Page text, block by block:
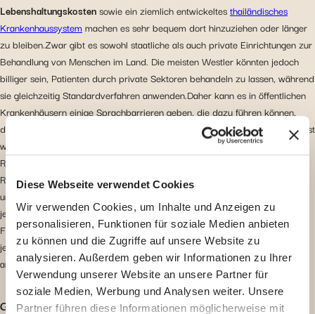
Diese Webseite verwendet Cookies
Wir verwenden Cookies, um Inhalte und Anzeigen zu
personalisieren, Funktionen für soziale Medien anbieten
zu können und die Zugriffe auf unsere Website zu
analysieren. Außerdem geben wir Informationen zu Ihrer
Verwendung unserer Website an unsere Partner für
soziale Medien, Werbung und Analysen weiter. Unsere
Partner führen diese Informationen möglicherweise mit
Lebenshaltungskostensowie ein ziemlich entwickeltesthailändisches
Krankenhaussystem machen es sehr bequem dort hinzuziehen oder länger
zu bleiben.Zwar gibt es sowohl staatliche als auch private Einrichtungen zur
Behandlung von Menschen im Land. Die meisten Westler könnten jedoch
billiger sein, Patienten durch private Sektoren behandeln zu lassen, während
sie gleichzeitig Standardverfahren anwenden.Daher kann es in öffentlichen
Krankenhäusern einige Sprachbarrieren geben, die dazu führen können,
dass Expatriates in verschiedenen Fragen schlecht behandelt werden, selbst
wenn sie dort eine gute Behandlung erhalten. So nach
Routineuntersuchungen oder Notfällen können beispielsweise
Röntgenaufnahmen und Laboruntersuchungen durchgeführt werden, die
unter einer internationalen Krankheitsversicherung fallen, ohne dass man
jedoch einen Kredit dafür aufnehmen muss oder sich um Ähnliches aus
Furcht vor dem Befinden wie oben beschrieben.Solche Patienten sind
jedoch von der lokalen Verwaltung gedeckt, sobald sie am Zielort
ankommen.
Gesundheitsversorgung in den USA